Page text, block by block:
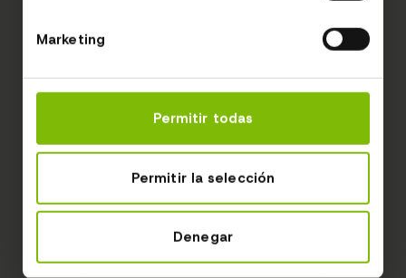
Marketing
Permitir todas
Permitir la selección
Denegar